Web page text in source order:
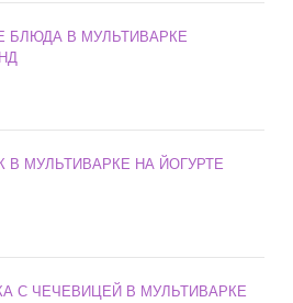
БЛЮДА В МУЛЬТИВАРКЕ
В МУЛЬТИВАРКЕ НА ЙОГУРТЕ
С ЧЕЧЕВИЦЕЙ В МУЛЬТИВАРКЕ